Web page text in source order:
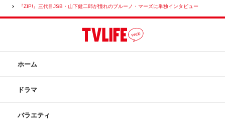
『ZIP!』三代目JSB・山下健二郎が憧れのブルーノ・マーズに単独インタビュー
ホーム
ドラマ
バラエティ